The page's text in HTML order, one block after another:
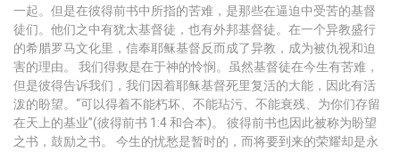
一起。但是在彼得前书中所指的苦难，是那些在逼迫中受苦的基督
徒们。他们之中有犹太基督徒，也有外邦基督徒。在一个异教盛行
的希腊罗马文化里，信奉耶稣基督反而成了异教，成为被仇视和迫
害的理由。 我们得救是在于神的怜悯。虽然基督徒在今生有苦难，
但是彼得告诉我们，我们因着耶稣基督死里复活的大能，因此有活
泼的盼望。“可以得着不能朽坏、不能玷污、不能衰残、为你们存留
在天上的基业”(彼得前书 1:4 和合本)。 彼得前书也因此被称为盼望
之书，鼓励之书。 今生的忧愁是暂时的，而将要到来的荣耀却是永